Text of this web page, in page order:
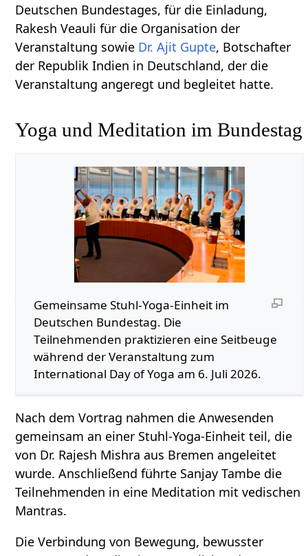
Deutschen Bundestages, für die Einladung,
Rakesh Veauli für die Organisation der
Veranstaltung sowie Dr. Ajit Gupte, Botschafter
der Republik Indien in Deutschland, der die
Veranstaltung angeregt und begleitet hatte.
Yoga und Meditation im Bundestag
Gemeinsame Stuhl-Yoga-Einheit im
Deutschen Bundestag. Die
Teilnehmenden praktizieren eine Seitbeuge
während der Veranstaltung zum
International Day of Yoga am 6. Juli 2026.
Nach dem Vortrag nahmen die Anwesenden
gemeinsam an einer Stuhl-Yoga-Einheit teil, die
von Dr. Rajesh Mishra aus Bremen angeleitet
wurde. Anschließend führte Sanjay Tambe die
Teilnehmenden in eine Meditation mit vedischen
Mantras.
Die Verbindung von Bewegung, bewusster